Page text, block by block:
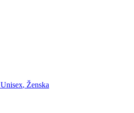
Unisex, Ženska